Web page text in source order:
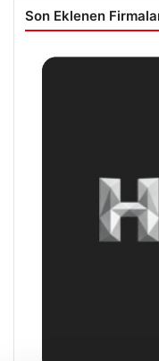
Son Eklenen